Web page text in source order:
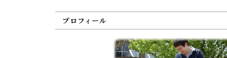
プロフィール